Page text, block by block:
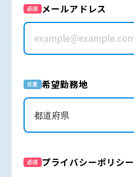
必須 メールアドレス
任意 希望勤務地
必須 プライバシーポリシー